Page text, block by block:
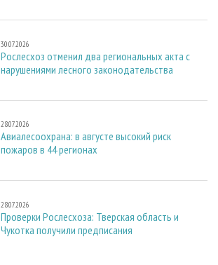
30.07.2026
Рослесхоз отменил два региональных акта с
нарушениями лесного законодательства
28.07.2026
Авиалесоохрана: в августе высокий риск
пожаров в 44 регионах
28.07.2026
Проверки Рослесхоза: Тверская область и
Чукотка получили предписания